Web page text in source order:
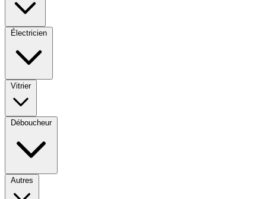
Électricien
Vitrier
Déboucheur
Autres